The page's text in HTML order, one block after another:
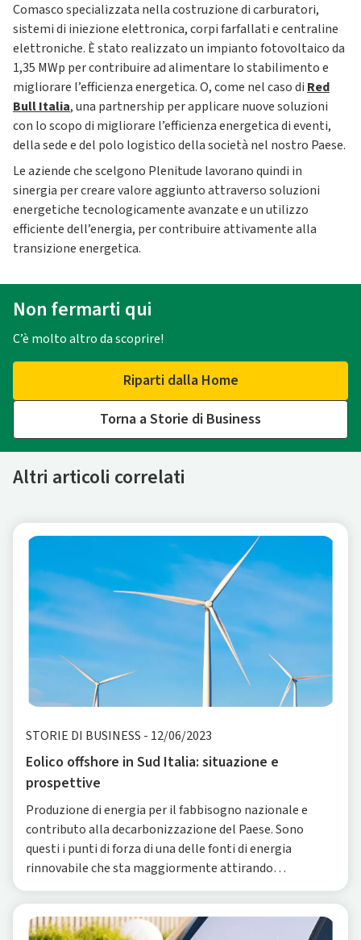
Comasco specializzata nella costruzione di carburatori,
sistemi di iniezione elettronica, corpi farfallati e centraline
elettroniche. È stato realizzato un impianto fotovoltaico da
1,35 MWp per contribuire ad alimentare lo stabilimento e
migliorare l’efficienza energetica. O, come nel caso di Red
Bull Italia, una partnership per applicare nuove soluzioni
con lo scopo di migliorare l’efficienza energetica di eventi,
della sede e del polo logistico della società nel nostro Paese.
Le aziende che scelgono Plenitude lavorano quindi in
sinergia per creare valore aggiunto attraverso soluzioni
energetiche tecnologicamente avanzate e un utilizzo
efficiente dell’energia, per contribuire attivamente alla
transizione energetica.
Non fermarti qui
C’è molto altro da scoprire!
Riparti dalla Home
Torna a Storie di Business
Altri articoli correlati
STORIE DI BUSINESS - 12/06/2023
Eolico offshore in Sud Italia: situazione e
prospettive
Produzione di energia per il fabbisogno nazionale e
contributo alla decarbonizzazione del Paese. Sono
questi i punti di forza di una delle fonti di energia
rinnovabile che sta maggiormente attirando
l’attenzione di imprese ed enti pubblici in Italia negli